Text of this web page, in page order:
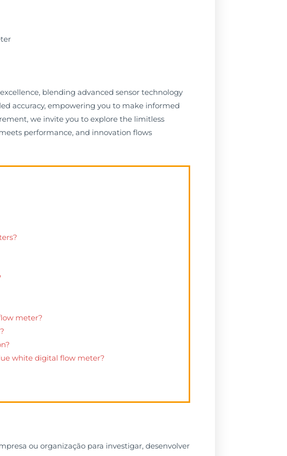
blending advanced sensor technology
accuracy, empowering you to make informed
we invite you to explore the limitless
performance, and innovation flows
meter?
white digital flow meter?
ou organização para investigar, desenvolver